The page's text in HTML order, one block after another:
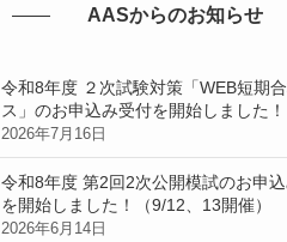
AASからのお知らせ
令和8年度 ２次試験対策「WEB短期
ス」のお申込み受付を開始しました！
2026年7月16日
令和8年度 第2回2次公開模試のお申
を開始しました！（9/12、13開催）
2026年6月14日